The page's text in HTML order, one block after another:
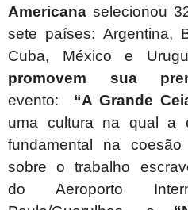
Americana selecionou
sete países: Argentina,
Cuba, México e
promovem sua
evento: “A Grande
uma cultura na qual a
fundamental na
sobre o trabalho
doAeroporto